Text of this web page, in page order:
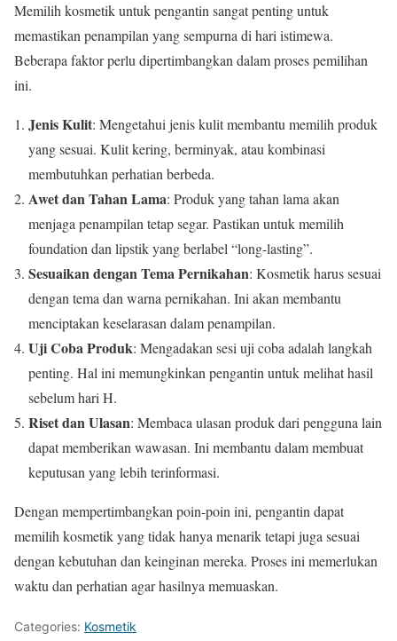
Memilih kosmetik untuk pengantin sangat penting untuk
memastikan penampilan yang sempurna di hari istimewa.
Beberapa faktor perlu dipertimbangkan dalam proses pemilihan
ini.
Jenis Kulit: Mengetahui jenis kulit membantu memilih produk
yang sesuai. Kulit kering, berminyak, atau kombinasi
membutuhkan perhatian berbeda.
Awet dan Tahan Lama: Produk yang tahan lama akan
menjaga penampilan tetap segar. Pastikan untuk memilih
foundation dan lipstik yang berlabel “long-lasting”.
Sesuaikan dengan Tema Pernikahan: Kosmetik harus sesuai
dengan tema dan warna pernikahan. Ini akan membantu
menciptakan keselarasan dalam penampilan.
Uji Coba Produk: Mengadakan sesi uji coba adalah langkah
penting. Hal ini memungkinkan pengantin untuk melihat hasil
sebelum hari H.
Riset dan Ulasan: Membaca ulasan produk dari pengguna lain
dapat memberikan wawasan. Ini membantu dalam membuat
keputusan yang lebih terinformasi.
Dengan mempertimbangkan poin-poin ini, pengantin dapat
memilih kosmetik yang tidak hanya menarik tetapi juga sesuai
dengan kebutuhan dan keinginan mereka. Proses ini memerlukan
waktu dan perhatian agar hasilnya memuaskan.
Categories: Kosmetik